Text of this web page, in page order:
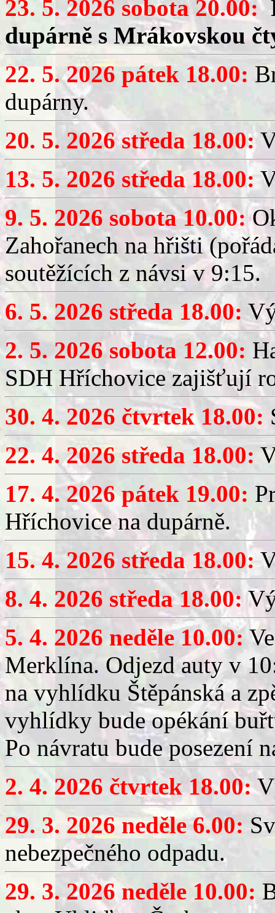
23. 5. 2026 sobota 20.00:
dupárně s Mrákovskou
22. 5. 2026 pátek 18.00:
dupárny.
20. 5. 2026 středa 18.00:
13. 5. 2026 středa 18.00:
9. 5. 2026 sobota 10.00:
Zahořanech na hřišti
soutěžících z návsi v 9:15.
6. 5. 2026 středa 18.00:
2. 5. 2026 sobota 12.00:
SDH Hříchovice zajišťují
30. 4. 2026 čtvrtek 18.00:
22. 4. 2026 středa 18.00:
17. 4. 2026 pátek 19.00:
Hříchovice na dupárně.
15. 4. 2026 středa 18.00:
8. 4. 2026 středa 18.00:
5. 4. 2026 neděle 10.00:
Merklína. Odjezd auty v
na vyhlídku Štěpánská a
vyhlídky bude opékání
Po návratu bude posezení
2. 4. 2026 čtvrtek 18.00:
29. 3. 2026 neděle 6.00:
nebezpečného odpadu.
29. 3. 2026 neděle 10.00: